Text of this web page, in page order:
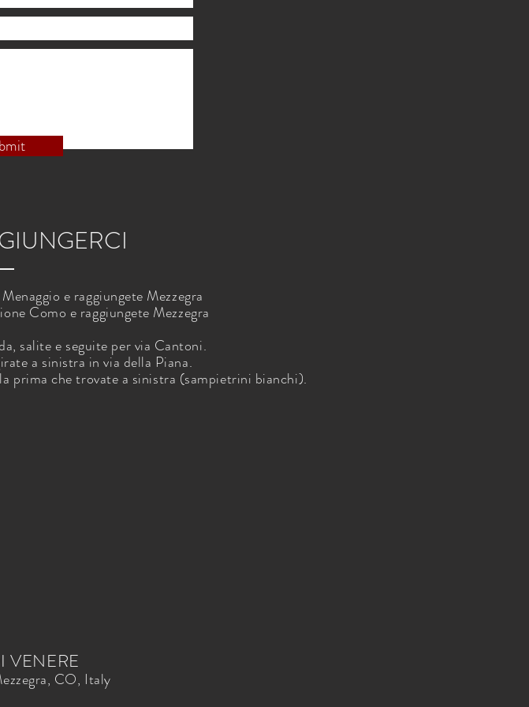
e raggiungete Mezzegra
Como e raggiungete Mezzegra
salite e seguite per via Cantoni.
a sinistra in via della Piana.
prima che trovate a sinistra (sampietrini bianchi).
VENERE
CO, Italy